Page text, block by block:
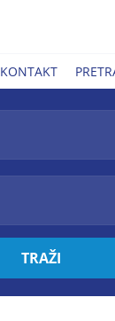
KONTAKT
TRAŽI